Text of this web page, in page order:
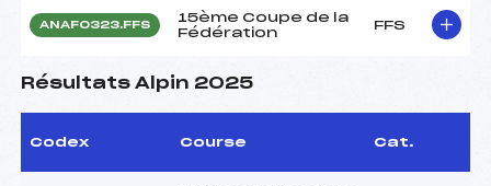
ANAF0323.FFS
15ème Coupe de la
Fédération
FFS
Résultats Alpin 2025
Codex Course Cat.